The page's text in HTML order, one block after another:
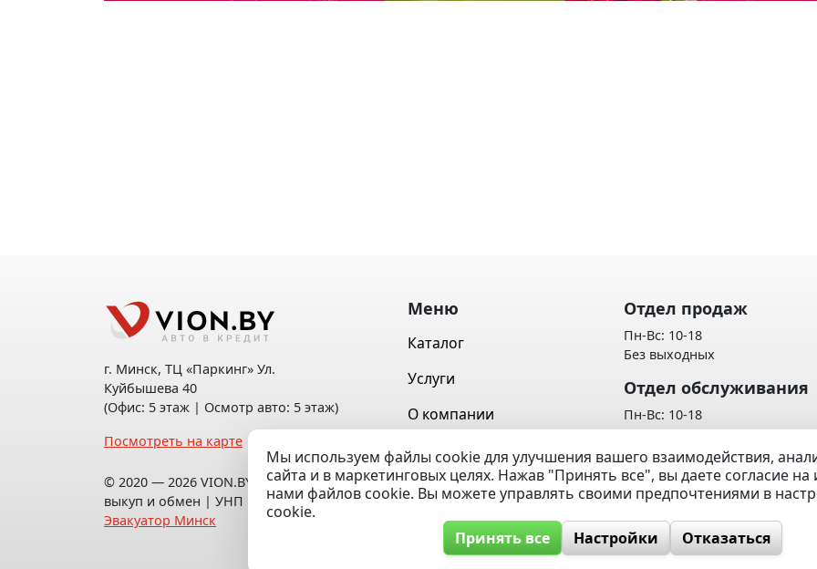
г. Минск, ТЦ «Паркинг» Ул.
Куйбышева 40
(Офис: 5 этаж | Осмотр авто: 5 этаж)
Посмотреть на карте
© 2020 — 2026 VION.BY — Продажа,
выкуп и обмен | УНП 192961100 |
Эвакуатор Минск
Меню
Каталог
Услуги
О компании
Контакты
Вопрос / Ответ
Отдел продаж
Пн-Вс: 10-18
Без выходных
Отдел обслуживания
Пн-Вс: 10-18
Без выходных
Политика обработки
данных
Мы используем файлы cookie для улучшения вашего взаимодействия,
сайта и в маркетинговых целях. Нажав "Принять все", вы даете согласие
нами файлов cookie. Вы можете управлять своими предпочтениями в
cookie.
Принять все
Настройки Отказаться